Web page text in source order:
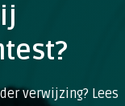
verwijzing? Lees